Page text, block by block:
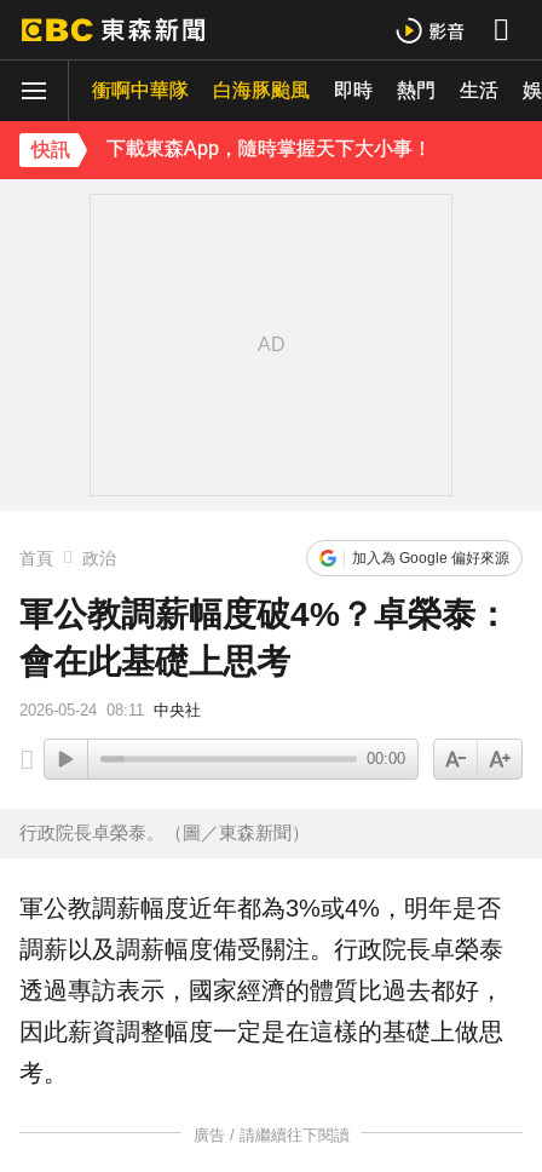
衝啊中華隊 白海豚颱風 即時 熱門 生活
快訊
《理財達人秀》X 安聯投信免費講座報名中！搶先卡位 2027
下載東森App，隨時掌握天下大小事！
首頁 政治 加入為 Google 偏好來源
軍公教調薪幅度破4%？卓榮泰：
會在此基礎上思考
2026-05-24 08:11 中央社
00:00
行政院長卓榮泰。（圖／東森新聞）
軍公教調薪幅度近年都為3%或4%，明年是否
調薪以及調薪幅度備受關注。行政院長卓榮泰
透過專訪表示， 國家經濟的體質比過去都好，
因此薪資調整幅度一定是在這樣的基礎上做思
考。
廣告 / 請繼續往下閱讀